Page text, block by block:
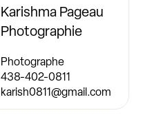
Karishma Pageau
Photographie
Photographe
438-402-0811
karish0811@gmail.com